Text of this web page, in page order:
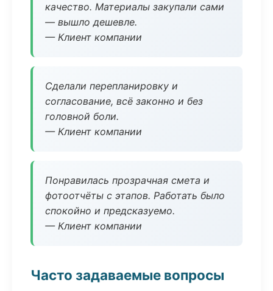
качество. Материалы закупали сами
— вышло дешевле.
— Клиент компании
Сделали перепланировку и
согласование, всё законно и без
головной боли.
— Клиент компании
Понравилась прозрачная смета и
фотоотчёты с этапов. Работать было
спокойно и предсказуемо.
— Клиент компании
Часто задаваемые вопросы